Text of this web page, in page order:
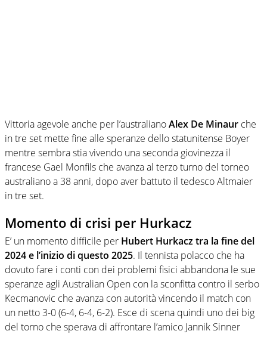
Vittoria agevole anche per l’australianoAlex De Minaur che
in tre set mette fine alle speranze dello statunitense Boyer
mentre sembra stia vivendo una seconda giovinezza il
francese Gael Monfils che avanza al terzo turno del torneo
australiano a 38 anni, dopo aver battuto il tedesco Altmaier
in tre set.
Momento di crisi per Hurkacz
E’ un momento difficile per Hubert Hurkacz tra la fine del
2024 e l’inizio di questo 2025. Il tennista polacco che ha
dovuto fare i conti con dei problemi fisici abbandona le sue
speranze agli Australian Open con la sconfitta contro il serbo
Kecmanovic che avanza con autorità vincendo il match con
un netto 3-0 (6-4, 6-4, 6-2). Esce di scena quindi uno dei big
del torno che sperava di affrontare l’amico Jannik Sinner